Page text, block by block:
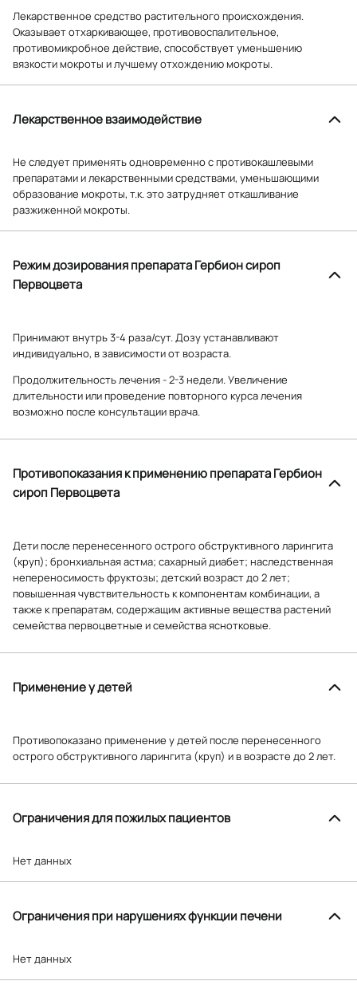
Лекарственное средство растительного происхождения.
Оказывает отхаркивающее, противовоспалительное,
противомикробное действие, способствует уменьшению
вязкости мокроты и лучшему отхождению мокроты.
Лекарственное взаимодействие
Не следует применять одновременно с противокашлевыми
препаратами и лекарственными средствами, уменьшающими
образование мокроты, т.к. это затрудняет откашливание
разжиженной мокроты.
Режим дозирования препарата Гербион сироп
Первоцвета
Принимают внутрь 3-4 раза/сут. Дозу устанавливают
индивидуально, в зависимости от возраста.
Продолжительность лечения - 2-3 недели. Увеличение
длительности или проведение повторного курса лечения
возможно после консультации врача.
Противопоказания к применению препарата Гербион
сироп Первоцвета
Дети после перенесенного острого обструктивного ларингита
(круп); бронхиальная астма; сахарный диабет; наследственная
непереносимость фруктозы; детский возраст до 2 лет;
повышенная чувствительность к компонентам комбинации, а
также к препаратам, содержащим активные вещества растений
семейства первоцветные и семейства яснотковые.
Применение у детей
Противопоказано применение у детей после перенесенного
острого обструктивного ларингита (круп) и в возрасте до 2 лет.
Ограничения для пожилых пациентов
Нет данных
Ограничения при нарушениях функции печени
Нет данных